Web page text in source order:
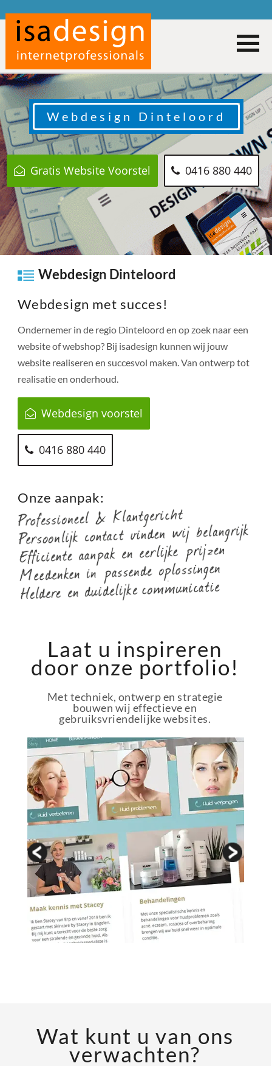
Webdesign Dinteloord
Gratis Website Voorstel 0416 880 440
Webdesign Dinteloord
Webdesign met succes!
Ondernemer in de regio Dinteloord en op zoek naar een
website of webshop? Bij isadesign kunnen wij jouw
website realiseren en succesvol maken. Van ontwerp tot
realisatie en onderhoud.
Webdesign voorstel
0416 880 440
Onze aanpak:
Laat u inspireren
door onze portfolio!
Met techniek, ontwerp en strategie
bouwen wij effectieve en
gebruiksvriendelijke websites.
Wat kunt u van ons
verwachten?